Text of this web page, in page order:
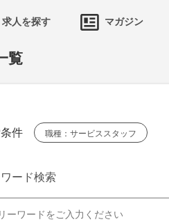
求人を探す マガジン
覧
件 職種：サービススタッフ
ード検索